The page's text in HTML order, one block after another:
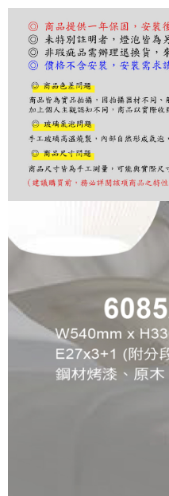
【「AFTEE先享後付」結帳流程】
１．於結帳方式選擇「AFTEE先享
２．訂單成立數日內，您將收到繳
３．收到繳費通知簡訊後14天內，
ATM／網路銀行／等多元方式進行
※ 請注意：結帳手續完成當下不需
後付繳納相關費用。
※ 交易是否成功請以「AFTEE先
是否繳費成功／繳費後需取消欲退
客戶支援中心」https://
１．透過由恩沛科技股份有限公司
易，需依本服務之必要範圍內提供
權轉讓予恩沛科技股份有限公司。
２．關於個人資料處理事宜，請瀏
https://aftee.tw/terms/#terms3
３．未成年的使用者請事先徵得法
「AFTEE先享後付」，若未經同意
４．使用「AFTEE先享後付」時
時審查核予不同之上限額度；若仍
５．嚴禁一人註冊多個帳號或使用
恩沛科技股份有限公司將有權停止
宅配
每筆NT$180，滿NT$5,000(含